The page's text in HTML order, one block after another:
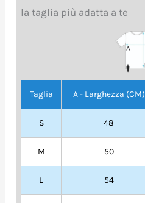
la taglia più adatta a te
Taglia A - Larghezza (CM)
S 48
M 50
L 54